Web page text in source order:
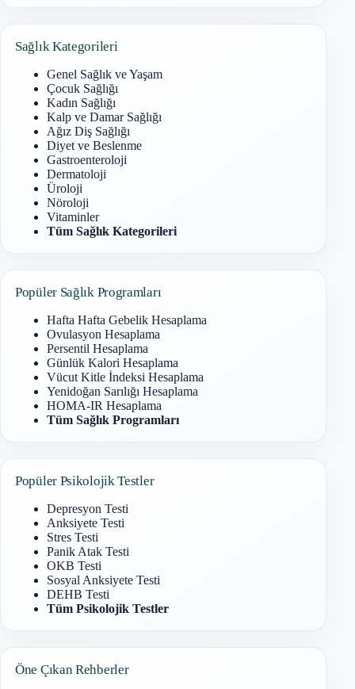
Sağlık Kategorileri
Genel Sağlık ve Yaşam
Çocuk Sağlığı
Kadın Sağlığı
Kalp ve Damar Sağlığı
Ağız Diş Sağlığı
Diyet ve Beslenme
Gastroenteroloji
Dermatoloji
Üroloji
Nöroloji
Vitaminler
Tüm Sağlık Kategorileri
Popüler Sağlık Programları
Hafta Hafta Gebelik Hesaplama
Ovulasyon Hesaplama
Persentil Hesaplama
Günlük Kalori Hesaplama
Vücut Kitle İndeksi Hesaplama
Yenidoğan Sarılığı Hesaplama
HOMA-IR Hesaplama
Tüm Sağlık Programları
Popüler Psikolojik Testler
Depresyon Testi
Anksiyete Testi
Stres Testi
Panik Atak Testi
OKB Testi
Sosyal Anksiyete Testi
DEHB Testi
Tüm Psikolojik Testler
Öne Çıkan Rehberler